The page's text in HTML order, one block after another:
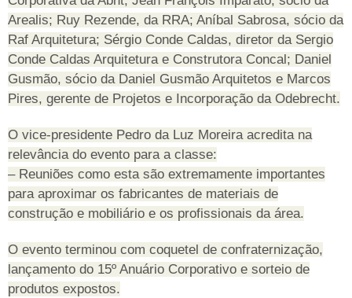
Arealis; Ruy Rezende, da RRA; Aníbal Sabrosa, sócio da
Raf Arquitetura; Sérgio Conde Caldas, diretor da Sergio
Conde Caldas Arquitetura e Construtora Concal; Daniel
Gusmão, sócio da Daniel Gusmão Arquitetos e Marcos
Pires, gerente de Projetos e Incorporação da Odebrecht.
O vice-presidente Pedro da Luz Moreira acredita na
relevância do evento para a classe:
– Reuniões como esta são extremamente importantes
para aproximar os fabricantes de materiais de
construção e mobiliário e os profissionais da área.
O evento terminou com coquetel de confraternização,
lançamento do 15º Anuário Corporativo e sorteio de
produtos expostos.